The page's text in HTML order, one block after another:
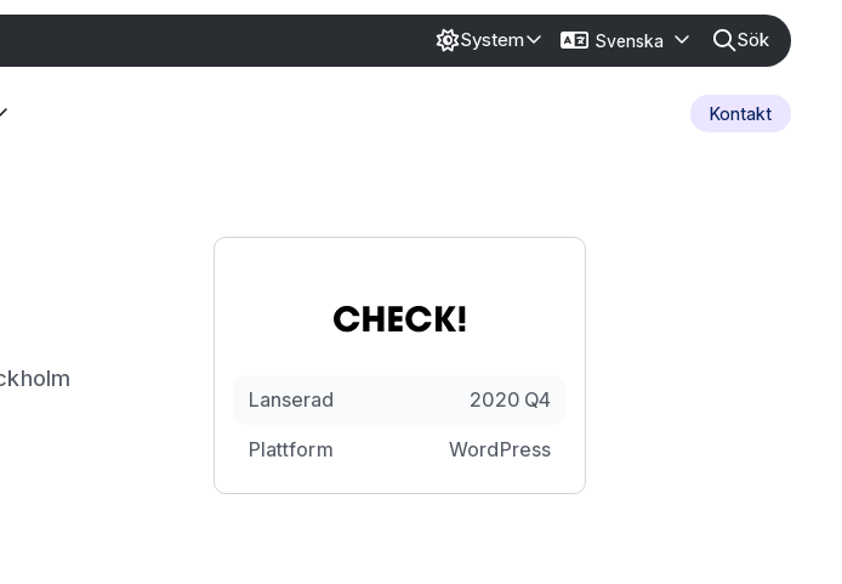
System Svenska Sök
Kontakt
Lanserad 2020 Q4
Plattform WordPress